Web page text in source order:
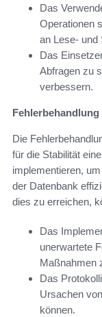
Das
Operationen
an Lese- und
Das
Abfragen zu
verbessern.
Die
für die Stabilität
implementieren,
der Datenbank
dies zu erreichen,
Das
unerwartete
Maßnahmen
Das
Ursachen
können.